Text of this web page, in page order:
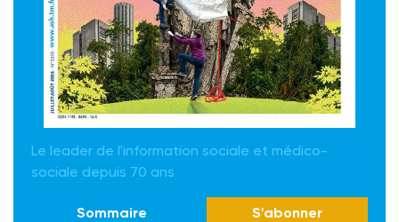
Le leader de l'information sociale et médico-
sociale depuis 70 ans
Sommaire S'abonner